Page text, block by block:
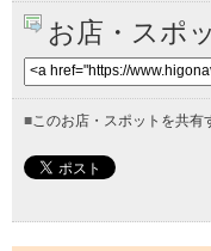
お店・スポ
■ このお店・スポットを共有